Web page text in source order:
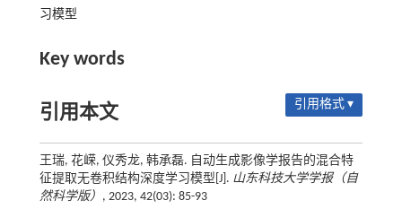
习模型
Key words
引用本文 引用格式 ▾
王瑞, 花嵘, 仪秀龙, 韩承磊. 自动生成影像学报告的混合特
征提取无卷积结构深度学习模型[J]. 山东科技大学学报（自
然科学版） , 2023, 42(03): 85-93